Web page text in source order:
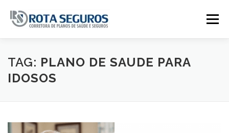
Menu
Página Principal Planos
TAG: PLANO DE SAUDE PARA
IDOSOS